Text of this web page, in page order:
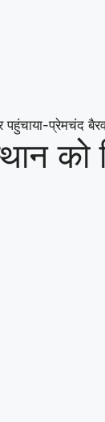
प्रेमचंद
को